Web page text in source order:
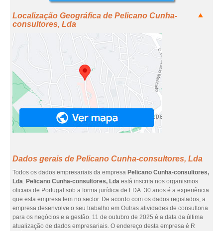
Localização Geográfica de Pelicano Cunha-
consultores, Lda
Dados gerais de Pelicano Cunha-consultores, Lda
Todos os dados empresariais da empresa Pelicano Cunha-consultores,
Lda. Pelicano Cunha-consultores, Lda está inscrita nos organismos
oficiais de Portugal sob a forma jurídica de LDA. 30 anos é a experiência
que esta empresa tem no sector. De acordo com os dados registados, a
empresa desenvolve o seu trabalho em Outras atividades de consultoria
para os negócios e a gestão. 11 de outubro de 2025 é a data da última
atualização de dados empresariais. O endereço desta empresa é R